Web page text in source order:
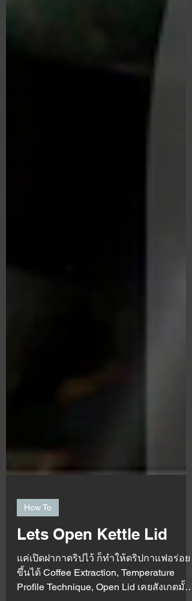
How To
Lets Open Kettle Lid
แค่เปิดฝากาดริปไว้ ก็ทำให้ดริปกาแฟอร่อย
ขึ้นได้ Coffee Extraction, Temperature